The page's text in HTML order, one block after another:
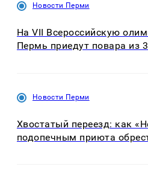
Новости Перми
На VII Всероссийскую
Пермь приедут повара из
Новости Перми
Хвостатый переезд: как
подопечным приюта